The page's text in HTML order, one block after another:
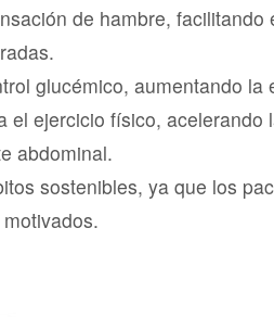
de hambre, facilitando
glucémico, aumentando la
el ejercicio físico, acelerando
abdominal.
sostenibles, ya que los